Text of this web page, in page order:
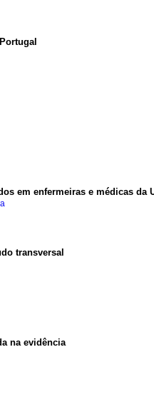
em enfermeiras e médicas da
transversal
na evidência